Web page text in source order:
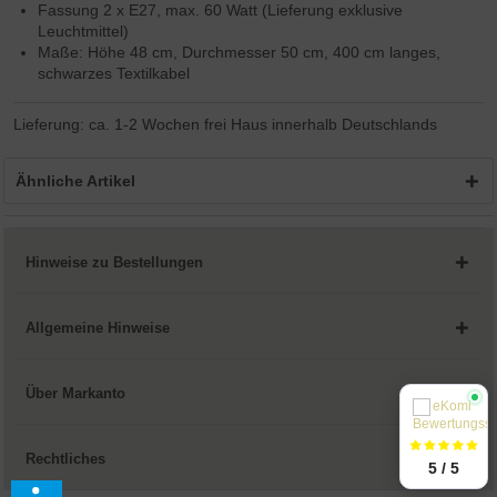
Fassung 2 x E27, max. 60 Watt (Lieferung exklusive
Leuchtmittel)
Maße: Höhe 48 cm, Durchmesser 50 cm, 400 cm langes,
schwarzes Textilkabel
Lieferung: ca. 1-2 Wochen frei Haus innerhalb Deutschlands
Ähnliche Artikel
Hinweise zu Bestellungen
Allgemeine Hinweise
Über Markanto
Rechtliches
5 / 5